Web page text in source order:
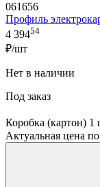
061656
Профиль
4 39454
₽/шт
Нет в наличии
Под заказ
Коробка (картон)
Актуальная цена